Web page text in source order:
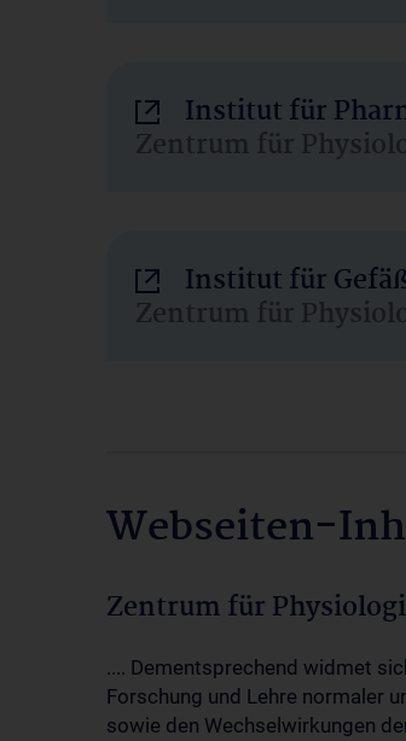
Institut für
Zentrum für
Institut für
Zentrum für
Webseiten-
Zentrum für
.... Dementsprechend widmet
Forschung und Lehre normaler
sowie den Wechselwirkungen